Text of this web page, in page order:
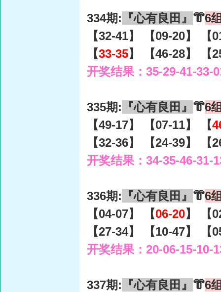
334期: 『心有良田』 👘6
【32-41】 【09-20】 【
【33-35】 【46-28】 【
开奖结果：35-29-41-33-
335期: 『心有良田』 👘6
【49-17】 【07-11】 【
【32-36】 【24-39】 【
开奖结果：34-35-46-31-
336期: 『心有良田』 👘6
【04-07】 【06-20】 【
【27-34】 【10-47】 【
开奖结果：20-06-15-10-
337期: 『心有良田』 👘6